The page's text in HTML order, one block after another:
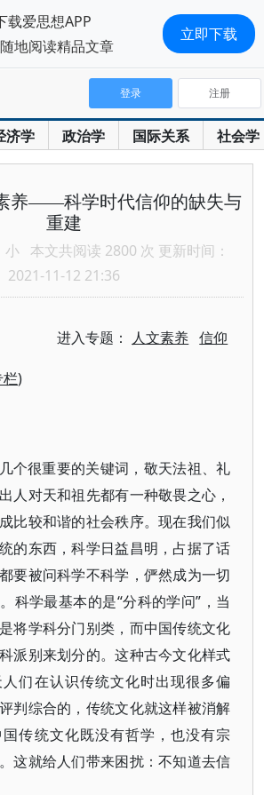
济学 政治学 国际关系 社会学
登录 注册
养——科学时代信仰的缺失与
重建
小 本文共阅读 2800 次 更新时间：
2021-11-12 21:36
进入专题： 人文素养 信仰
栏)
个很重要的关键词，敬天法祖、礼
人对天和祖先都有一种敬畏之心，
比较和谐的社会秩序。现在我们似
的东西，科学日益昌明，占据了话
要被问科学不科学，俨然成为一切
科学最基本的是“分科的学问”，当
将学科分门别类，而中国传统文化
派别来划分的。这种古今文化样式
们在认识传统文化时出现很多偏
判综合的，传统文化就这样被消解
传统文化既没有哲学，也没有宗
这就给人们带来困扰：不知道去信
载爱思想APP
地阅读精品文章
立即下载